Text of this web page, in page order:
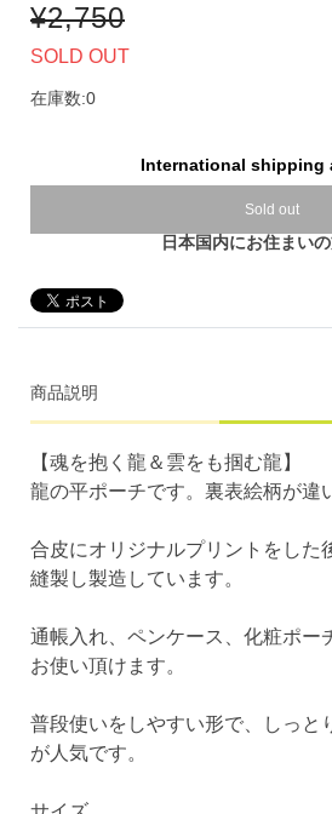
¥2,750
SOLD OUT
在庫数:0
International shipping
Sold out
日本国内にお住まい
商品説明
【魂を抱く龍＆雲をも掴む龍】
龍の平ポーチです。裏表絵柄が違
合皮にオリジナルプリントをした
縫製し製造しています。
通帳入れ、ペンケース、化粧ポー
お使い頂けます。
普段使いをしやすい形で、しっと
が人気です。